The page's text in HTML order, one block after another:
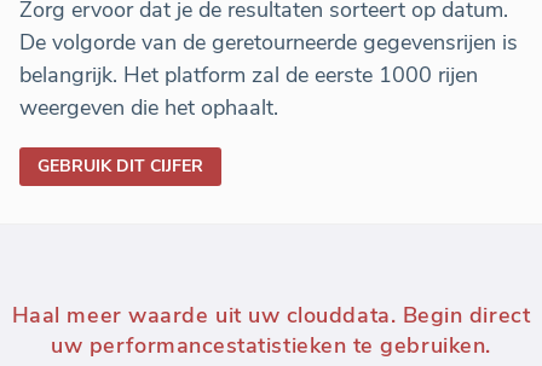
Zorg ervoor dat je de resultaten sorteert op datum.
De volgorde van de geretourneerde gegevensrijen is
belangrijk. Het platform zal de eerste 1000 rijen
weergeven die het ophaalt.
GEBRUIK DIT CIJFER
Haal meer waarde uit uw clouddata. Begin direct
uw performancestatistieken te gebruiken.